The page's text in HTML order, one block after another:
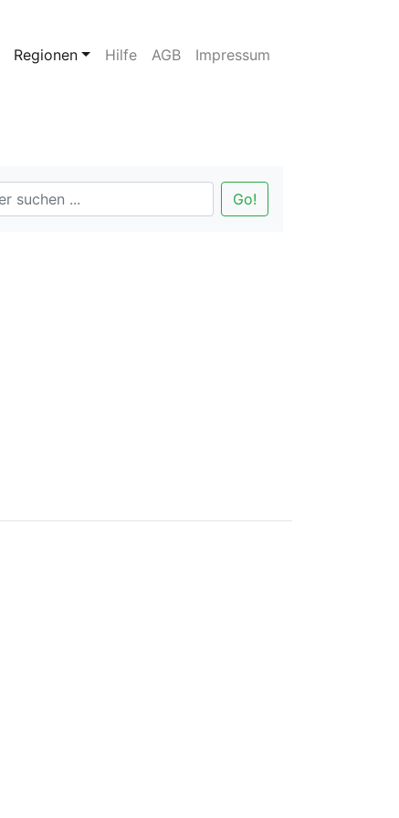
Regionen Hilfe AGB Impressum
Go!